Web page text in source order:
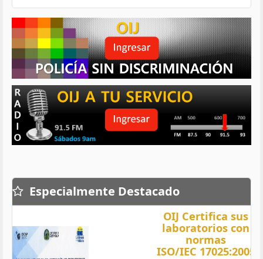
Especialmente Destacado
OIJ Certifica sus
laboratorios con
normas
ISO/IEC 17025:2005